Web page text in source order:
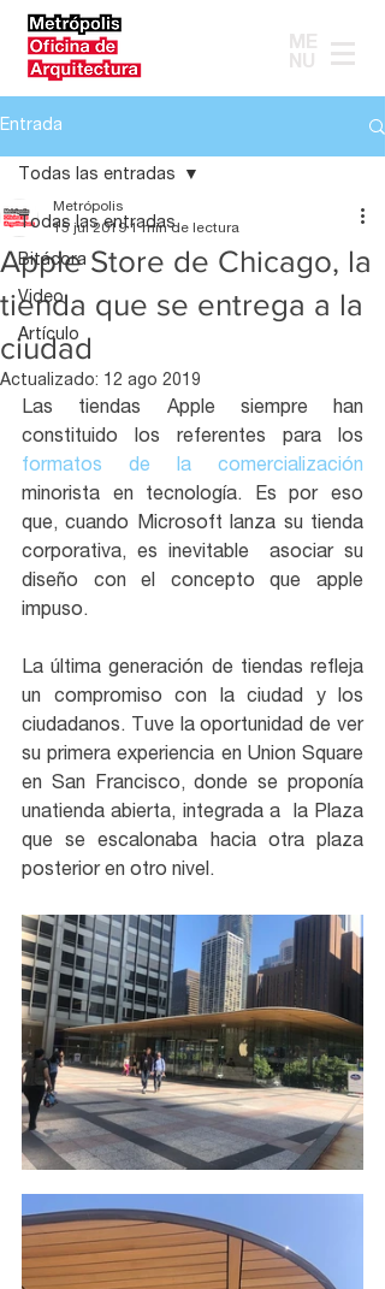
ME
NU
Entrada
Todas las entradas
Bitácora
Video
Artículo
Todas las entradas
Apple Store de Chicago, la
tienda que se entrega a la
ciudad
Metrópolis
15 jul 2019 1 min de lectura
Actualizado: 12 ago 2019
Las tiendas Apple siempre han
formatos de la comercialización
minorista en tecnología. Es por eso
que, cuando Microsoft lanza su tienda
corporativa, es inevitable  asociar su
diseño con el concepto que apple
impuso.
La última generación de tiendas refleja
un compromiso con la ciudad y los
ciudadanos. Tuve la oportunidad de ver
su primera experiencia en Union Square
en San Francisco, donde se proponía
unatienda abierta, integrada a  la Plaza
que se escalonaba hacia otra plaza
posterior en otro nivel.